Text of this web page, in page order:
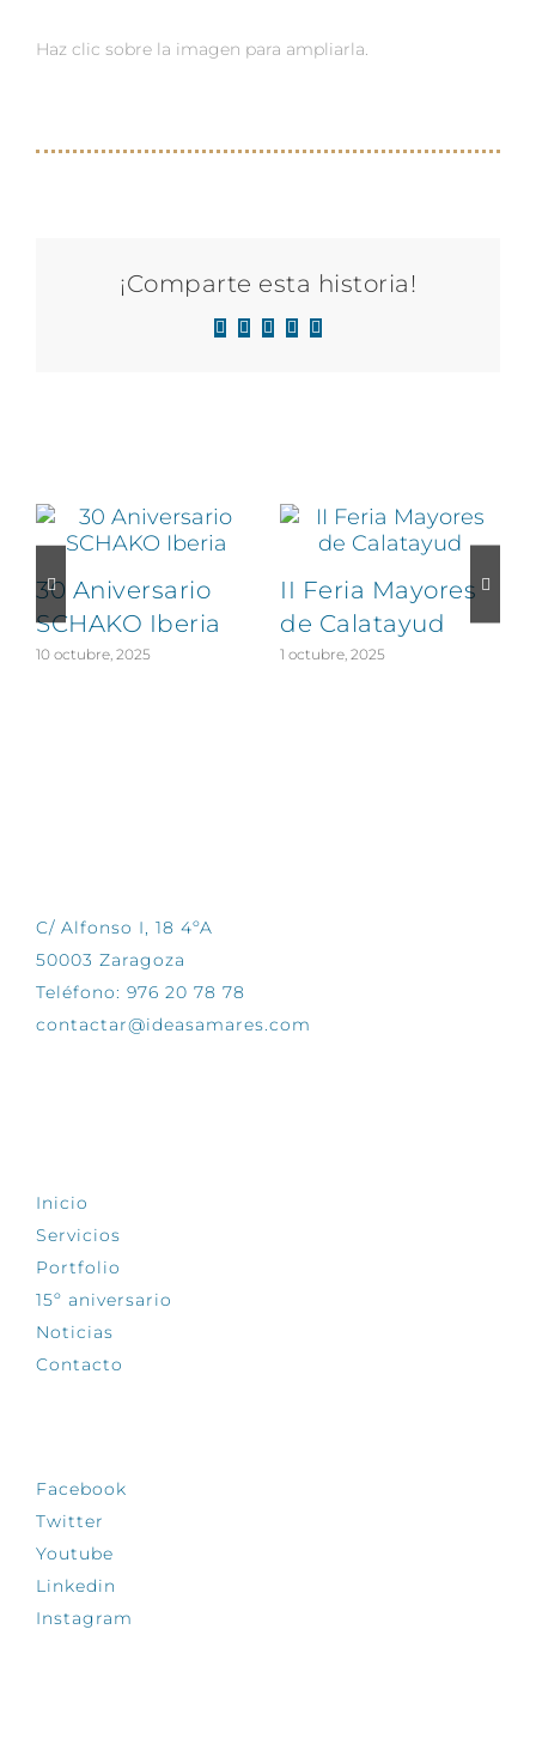
Haz clic sobre la imagen para ampliarla.
¡Comparte esta historia!
Facebook
X LinkedIn
WhatsApp
Correo
30 Aniversario
SCHAKO Iberia
10 octubre, 2025
II Feria Mayores
de Calatayud
1 octubre, 2025
C/ Alfonso I, 18 4ºA
50003 Zaragoza
Teléfono: 976 20 78 78
contactar@ideasamares.com
Inicio
Servicios
Portfolio
15º aniversario
Noticias
Contacto
Facebook
Twitter
Youtube
Linkedin
Instagram